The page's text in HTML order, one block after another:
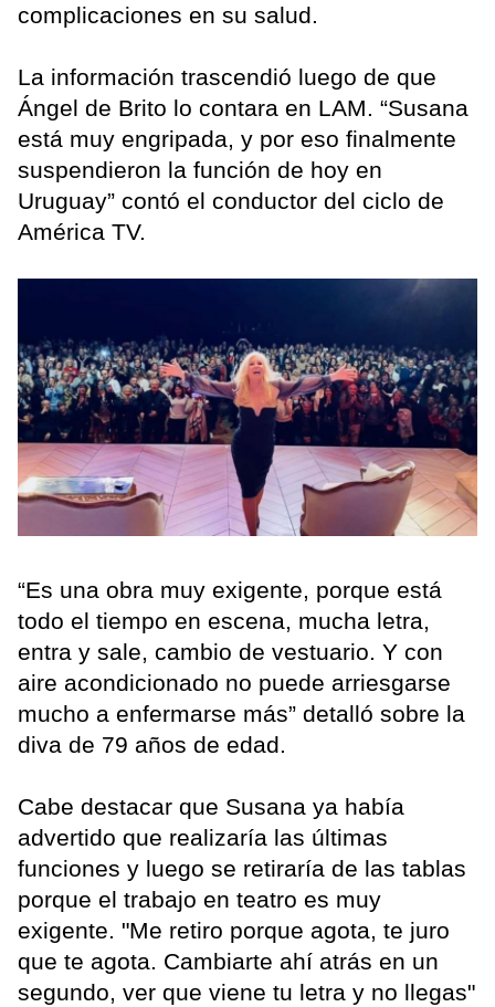
complicaciones en su salud.
La información trascendió luego de que
Ángel de Brito lo contara en LAM. “Susana
está muy engripada, y por eso finalmente
suspendieron la función de hoy en
Uruguay” contó el conductor del ciclo de
América TV.
“Es una obra muy exigente, porque está
todo el tiempo en escena, mucha letra,
entra y sale, cambio de vestuario. Y con
aire acondicionado no puede arriesgarse
mucho a enfermarse más” detalló sobre la
diva de 79 años de edad.
Cabe destacar que Susana ya había
advertido que realizaría las últimas
funciones y luego se retiraría de las tablas
porque el trabajo en teatro es muy
exigente. "Me retiro porque agota, te juro
que te agota. Cambiarte ahí atrás en un
segundo, ver que viene tu letra y no llegas"